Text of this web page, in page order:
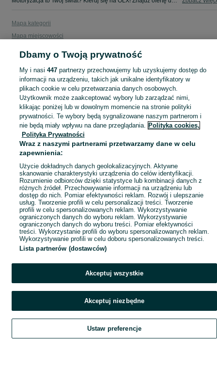
Mapa kategorii
Mapa miejscowości
Popularne wyszukiwania
Szukaj Obserwujesz Dodaj Czat Konto
Dbamy o Twoją prywatność
My i nasi 447partnerzy przechowujemy lub uzyskujemy dostęp do
informacji na urządzeniu, takich jak unikalne identyfikatory w
plikach cookie w celu przetwarzania danych osobowych.
Użytkownik może zaakceptować wybory lub zarządzać nimi,
klikając poniżej lub w dowolnym momencie na stronie polityki
prywatności. Te wybory będą sygnalizowane naszym partnerom i
nie będą miały wpływu na dane przeglądania. Polityka cookies,
Polityka Prywatności
Wraz z naszymi partnerami przetwarzamy dane w celu
zapewnienia:
Użycie dokładnych danych geolokalizacyjnych. Aktywne
skanowanie charakterystyki urządzenia do celów identyfikacji.
Rozumienie odbiorców dzięki statystyce lub kombinacji danych z
różnych źródeł. Przechowywanie informacji na urządzeniu lub
dostęp do nich. Pomiar efektywności reklam. Rozwój i ulepszanie
usług. Tworzenie profili w celu personalizacji treści. Tworzenie
profili w celu spersonalizowanych reklam. Wykorzystywanie
ograniczonych danych do wyboru reklam. Wykorzystywanie
ograniczonych danych do wyboru treści. Pomiar efektywności
treści. Wykorzystanie profili do wyboru spersonalizowanych reklam.
Wykorzystywanie profili w celu doboru spersonalizowanych treści.
Lista partnerów (dostawców)
Akceptuj wszystkie
Akceptuj niezbędne
Ustaw preferencje